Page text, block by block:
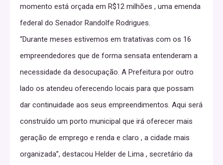
momento está orçada em R$12 milhões , uma emenda
federal do Senador Randolfe Rodrigues.
“Durante meses estivemos em tratativas com os 16
empreendedores que de forma sensata entenderam a
necessidade da desocupação. A Prefeitura por outro
lado os atendeu oferecendo locais para que possam
dar continuidade aos seus empreendimentos. Aqui será
construído um porto municipal que irá oferecer mais
geração de emprego e renda e claro , a cidade mais
organizada”, destacou Helder de Lima , secretário da